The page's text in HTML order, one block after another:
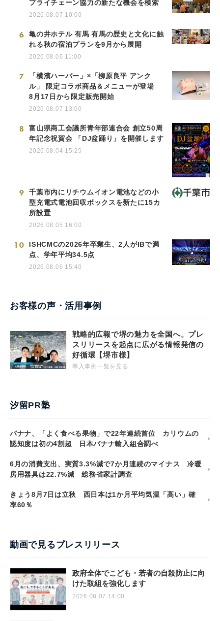
プライチェーン協力の新たな機会を模索
2026.08.07 10:00
6
亀の井ホテル 有馬 有馬の歴史と文化に触
れる秋の宿泊プランを9月から展開
2026.08.06 11:00
7
「横濱ハーバー」×「柳原良平 アンク
ル」 限定コラボ商品＆メニューが登場
8月17日から限定販売開始
2026.08.07 13:00
8
富山県商工会議所青年部連合会 創立50周
年記念祝賀会 「DJ盆踊り」を開催します
2026.08.04 15:25
9
千葉市内にリチウムイオン電池などの小
型充電式電池回収ボックスを新たに15カ
所設置
2026.08.05 16:00
10
ISHCMCの2026年卒業生、2人がIBで満
点、学年平均34.5点
2026.08.06 15:40
お客様の声・活用事例
戦略的広報で堺の魅力を全国へ。プレ
スリリースを起点に広がる情報発信の
好循環【堺市様】
導入事例一覧を見る
汐留PR塾
バナナ、「よく食べる果物」で22年連続首位 カリウムの
認知度は初の4割超 日本バナナ輸入組合調べ
6月の消費支出、実質3.3%減で7か月連続のマイナス 冷暖
房用器具は22.7%減 総務省家計調査
きょう8月7日は立秋 西日本は1か月平均気温「高い」確
率60％
動画で見るプレスリリース
政府全体でこども・若者の自殺防止に向
けた取組を強化します
2026.08.07 14:00